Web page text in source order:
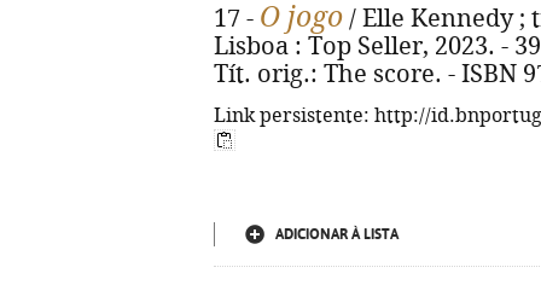
17 - O jogo / Elle Kennedy ;
Lisboa : Top Seller, 2023. -
Tít. orig.: The score. - ISBN
Link persistente: http://
ADICIONAR À LISTA